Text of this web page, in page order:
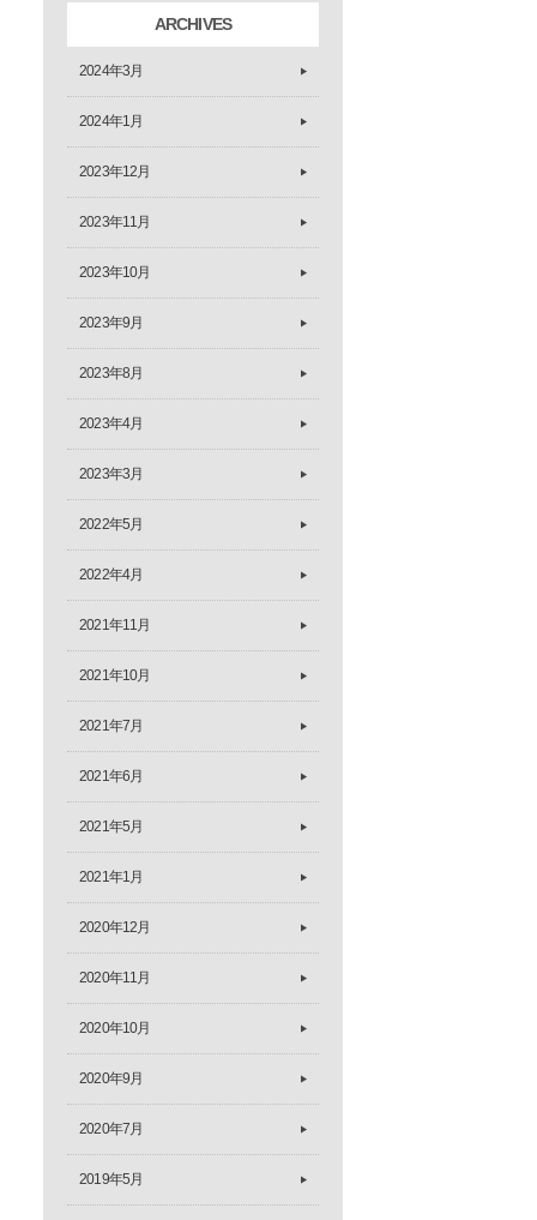
ARCHIVES
2024年3月
2024年1月
2023年12月
2023年11月
2023年10月
2023年9月
2023年8月
2023年4月
2023年3月
2022年5月
2022年4月
2021年11月
2021年10月
2021年7月
2021年6月
2021年5月
2021年1月
2020年12月
2020年11月
2020年10月
2020年9月
2020年7月
2019年5月